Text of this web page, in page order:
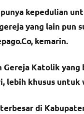
kepedulian
yang lain pun
kemarin.
Katolik yang
lebih khusus untuk
di